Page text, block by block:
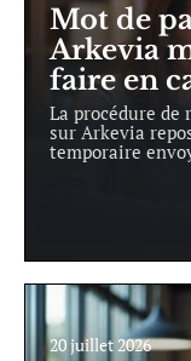
Mot de
Arkevia
faire en
La procédure
sur Arkevia
temporaire
20 juillet 2026